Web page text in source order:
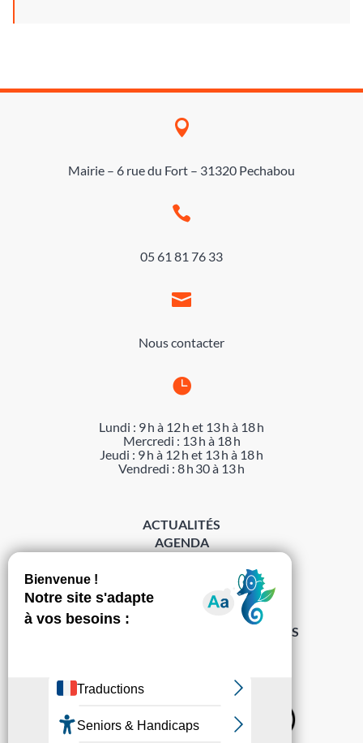

Mairie – 6 rue du Fort – 31320 Pechabou

05 61 81 76 33

Nous contacter

Lundi : 9 h à 12 h et 13 h à 18 h
Mercredi : 13 h à 18 h
Jeudi : 9 h à 12 h et 13 h à 18 h
Vendredi : 8 h 30 à 13 h
Sur les réseaux
ACTUALITÉS
AGENDA
MENTIONS LÉGALES
PROTECTION DES DONNÉES
POLITIQUE DE GESTION DES COOKIES